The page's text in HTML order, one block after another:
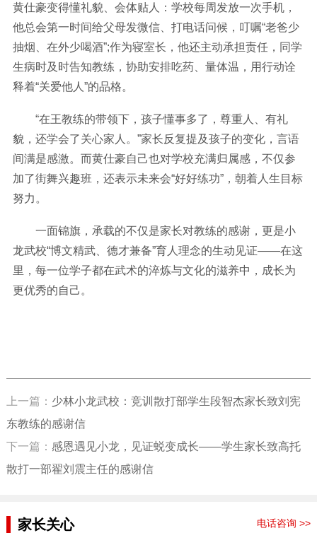
黄仕豪变得懂礼貌、会体贴人：学校每周发放一次手机，
他总会第一时间给父母发微信、打电话问候，叮嘱“老爸少
抽烟、在外少喝酒”;作为寝室长，他还主动承担责任，同学
生病时及时告知教练，协助安排吃药、量体温，用行动诠
释着“关爱他人”的品格。
“在王教练的带领下，孩子懂事多了，尊重人、有礼
貌，还学会了关心家人。”家长反复提及孩子的变化，言语
间满是感激。而黄仕豪自己也对学校充满归属感，不仅参
加了街舞兴趣班，还表示未来会“好好练功”，朝着人生目标
努力。
一面锦旗，承载的不仅是家长对教练的感谢，更是小
龙武校“博文精武、德才兼备”育人理念的生动见证——在这
里，每一位学子都在武术的淬炼与文化的滋养中，成长为
更优秀的自己。
上一篇： 少林小龙武校：竞训散打部学生段智杰家长致刘宪
东教练的感谢信
下一篇： 感恩遇见小龙，见证蜕变成长——学生家长致高托
散打一部翟刘震主任的感谢信
家长关心 电话咨询 >>